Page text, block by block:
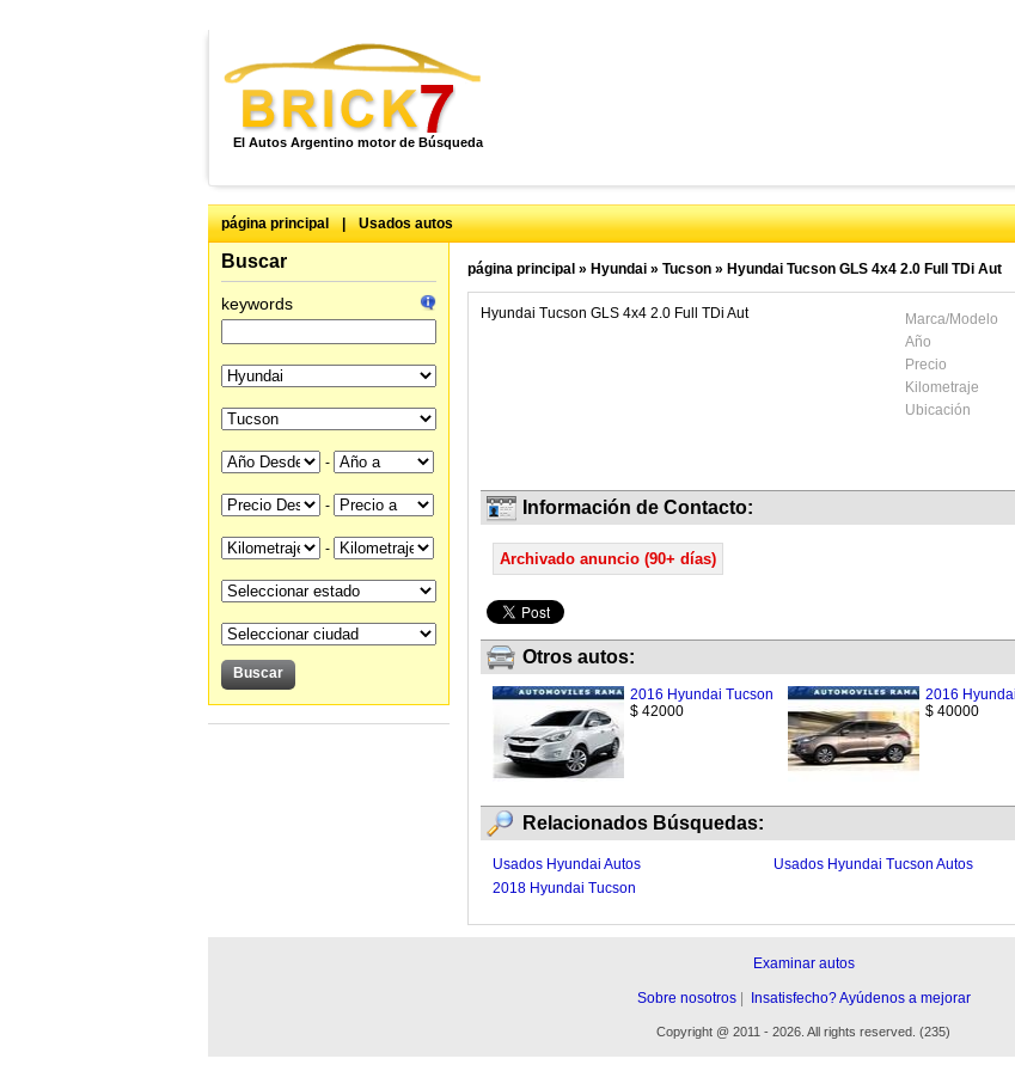
El Autos Argentino motor de Búsqueda
página principal | Usados autos
Buscar
keywords
-
-
-
página principal » Hyundai» Tucson» Hyundai Tucson GLS 4x4 2.0 Full TDi Aut
Hyundai Tucson GLS 4x4 2.0 Full TDi Aut Marca/Modelo
Año
Precio
Kilometraje
Ubicación
Información de Contacto:
Archivado anuncio (90+ días)
Otros autos:
2016 Hyundai Tucson
$ 42000
2016
$ 40000
Relacionados Búsquedas:
Usados Hyundai Autos Usados Hyundai Tucson Autos
2018 Hyundai Tucson
Examinar autos
Sobre nosotros| Insatisfecho? Ayúdenos a mejorar
Copyright @ 2011 - 2026. All rights reserved. (235)